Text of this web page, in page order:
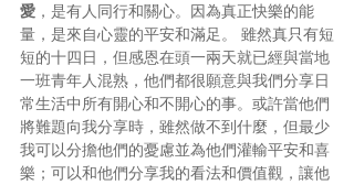
愛 ，是有人同行和關心。因為真正快樂的能
量，是來自心靈的平安和滿足。 雖然真只有短
短的十四日，但感恩在頭一兩天就已經與當地
一班青年人混熟，他們都很願意與我們分享日
常生活中所有開心和不開心的事。或許當他們
將難題向我分享時，雖然做不到什麼，但最少
我可以分擔他們的憂慮並為他們灌輸平安和喜
樂；可以和他們分享我的看法和價值觀，讓他